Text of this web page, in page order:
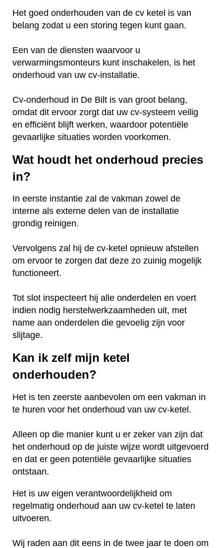
Het goed onderhouden van de cv ketel is van
belang zodat u een storing tegen kunt gaan.
Een van de diensten waarvoor u
verwarmingsmonteurs kunt inschakelen, is het
onderhoud van uw cv-installatie.
Cv-onderhoud in De Bilt is van groot belang,
omdat dit ervoor zorgt dat uw cv-systeem veilig
en efficiënt blijft werken, waardoor potentiële
gevaarlijke situaties worden voorkomen.
Wat houdt het onderhoud precies
in?
In eerste instantie zal de vakman zowel de
interne als externe delen van de installatie
grondig reinigen.
Vervolgens zal hij de cv-ketel opnieuw afstellen
om ervoor te zorgen dat deze zo zuinig mogelijk
functioneert.
Tot slot inspecteert hij alle onderdelen en voert
indien nodig herstelwerkzaamheden uit, met
name aan onderdelen die gevoelig zijn voor
slijtage.
Kan ik zelf mijn ketel
onderhouden?
Het is ten zeerste aanbevolen om een vakman in
te huren voor het onderhoud van uw cv-ketel.
Alleen op die manier kunt u er zeker van zijn dat
het onderhoud op de juiste wijze wordt uitgevoerd
en dat er geen potentiële gevaarlijke situaties
ontstaan.
Het is uw eigen verantwoordelijkheid om
regelmatig onderhoud aan uw cv-ketel te laten
uitvoeren.
Wij raden aan dit eens in de twee jaar te doen om